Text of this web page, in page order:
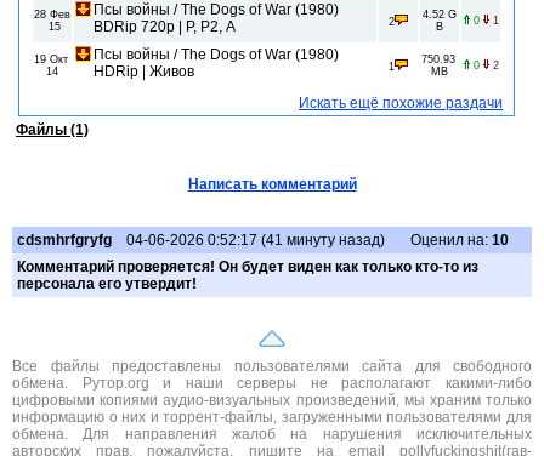
28 Фев
15
Псы войны / The Dogs of War (1980)
BDRip 720p | P, P2, A
2
4.52 G
B
0 1
19 Окт
14
Псы войны / The Dogs of War (1980)
HDRip | Живов
1
750.93
MB
0 2
Искать ещё похожие раздачи
Файлы (1)
Написать комментарий
cdsmhrfgryfg 04-06-2026 0:52:17 (41 минуту назад) Оценил на: 10
Комментарий проверяется! Он будет виден как только кто-то из
персонала его утвердит!
Все файлы предоставлены пользователями сайта для свободного
обмена. Рутор.org и наши серверы не располагают какими-либо
цифровыми копиями аудио-визуальных произведений, мы храним только
информацию о них и торрент-файлы, загруженными пользователями для
обмена. Для направления жалоб на нарушения исключительных
авторских прав, пожалуйста, пишите на email pollyfuckingshit(гав-